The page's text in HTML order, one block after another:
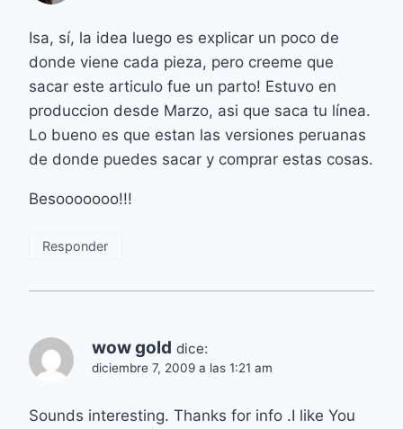
Isa, sí, la idea luego es explicar un poco de
donde viene cada pieza, pero creeme que
sacar este articulo fue un parto! Estuvo en
produccion desde Marzo, asi que saca tu línea.
Lo bueno es que estan las versiones peruanas
de donde puedes sacar y comprar estas cosas.
Besooooooo!!!
Responder
wow gold dice:
diciembre 7, 2009 a las 1:21 am
Sounds interesting. Thanks for info .I like You